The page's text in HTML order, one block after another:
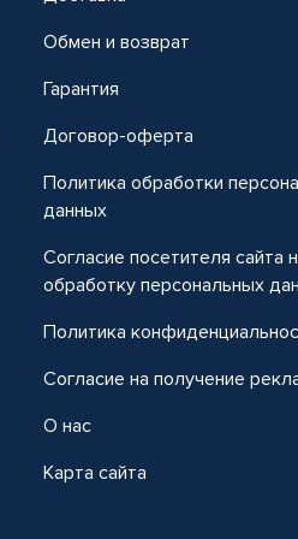
Обмен и возврат
Гарантия
Договор-оферта
Политика обработки
данных
Согласие посетителя сайта
обработку персональных
Политика
Согласие на получение
О нас
Карта сайта